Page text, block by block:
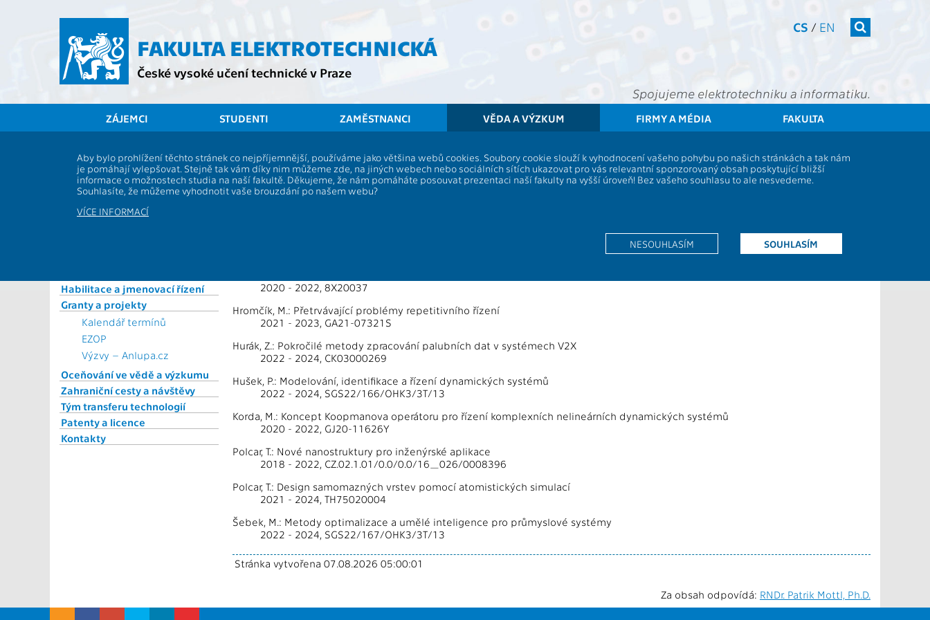
FAKULTA ELEKTROTECHNICKÁ
České vysoké učení technické v Praze
CS / EN
Spojujeme elektrotechniku a informatiku.
ZÁJEMCI STUDENTI ZAMĚSTNANCI VĚDA A VÝZKUM FIRMY A MÉDIA FAKULTA
Aby bylo prohlížení těchto stránek co nejpříjemnější, používáme jako většina webů cookies. Soubory cookie slouží k vyhodnocení vašeho pohybu po našich stránkách a tak nám
je pomáhají vylepšovat. Stejně tak vám díky nim můžeme zde, na jiných webech nebo sociálních sítích ukazovat pro vás relevantní sponzorovaný obsah poskytující bližší
informace o možnostech studia na naší fakultě. Děkujeme, že nám pomáháte posouvat prezentaci naší fakulty na vyšší úroveň! Bez vašeho souhlasu to ale nesvedeme.
Souhlasíte, že můžeme vyhodnotit vaše brouzdání po našem webu?
VÍCE INFORMACÍ
SOUHLASÍM
NESOUHLASÍM
Souhrnné informace
Vědecké týmy
Vědecké výsledky
Publikace
Komponenta V3S
Habilitace a jmenovací řízení
Granty a projekty
Kalendář termínů
EZOP
Výzvy – Anlupa.cz
Oceňování ve vědě a výzkumu
Zahraniční cesty a návštěvy
Tým transferu technologií
Patenty a licence
Kontakty
13000 / 13135 - katedra řídicí techniky
2020 - 2022, 8X20037
Hromčík, M.: Přetrvávající problémy repetitivního řízení
2021 - 2023, GA21-07321S
Hurák, Z.: Pokročilé metody zpracování palubních dat v systémech V2X
2022 - 2024, CK03000269
Hušek, P.: Modelování, identifikace a řízení dynamických systémů
2022 - 2024, SGS22/166/OHK3/3T/13
Korda, M.: Koncept Koopmanova operátoru pro řízení komplexních nelineárních dynamických systémů
2020 - 2022, GJ20-11626Y
Polcar, T.: Nové nanostruktury pro inženýrské aplikace
2018 - 2022, CZ.02.1.01/0.0/0.0/16_026/0008396
Polcar, T.: Design samomazných vrstev pomocı́ atomistických simulacı́
2021 - 2024, TH75020004
Šebek, M.: Metody optimalizace a umělé inteligence pro průmyslové systémy
2022 - 2024, SGS22/167/OHK3/3T/13
Stránka vytvořena 07.08.2026 05:00:01
Za obsah odpovídá: RNDr. Patrik Mottl, Ph.D.